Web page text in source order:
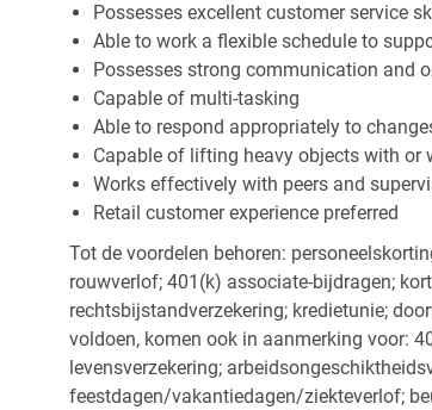
Possesses excellent customer service
Able to work a flexible schedule to
Possesses strong communication and
Capable of multi-tasking
Able to respond appropriately to
Capable of lifting heavy objects with
Works effectively with peers and
Retail customer experience preferred
Tot de voordelen behoren:
rouwverlof; 401(k) associate-bijdragen;
rechtsbijstandverzekering; kredietunie;
voldoen, komen ook in aanmerking voor:
levensverzekering;
feestdagen/vakantiedagen/ziekteverlof;